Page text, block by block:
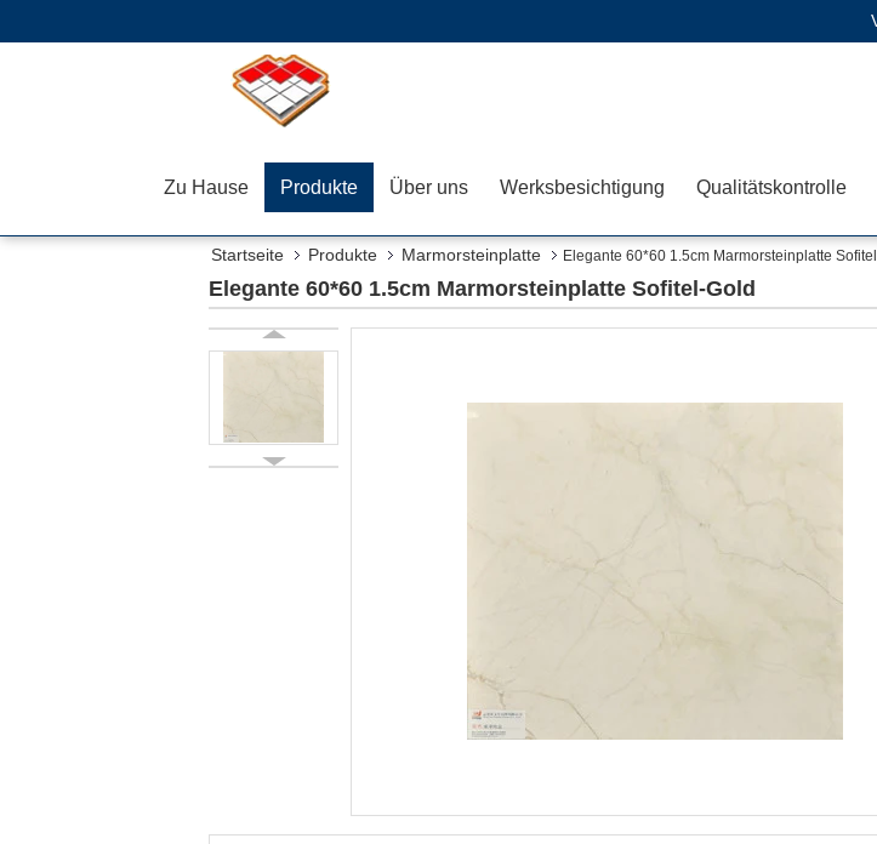
Zu Hause Produkte Über uns Werksbesichtigung Qualitätskontrolle
Startseite Produkte Marmorsteinplatte Elegante 60*60 1.5cm Marmorsteinplatte
Elegante 60*60 1.5cm Marmorsteinplatte Sofitel-Gold